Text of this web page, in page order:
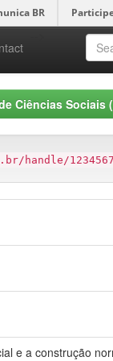
BR
Ciências Sociais
e a construção